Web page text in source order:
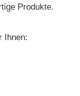
Produkte.
Ihnen: